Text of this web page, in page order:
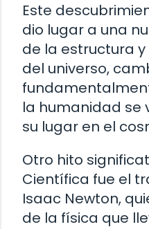
Este
dio lugar a una
de la estructura
del universo,
la humanidad se
su lugar en el
Otro hito
Científica fue el
Isaac Newton,
de la física que